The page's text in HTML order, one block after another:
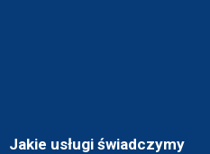
Jakie usługi świadczymy